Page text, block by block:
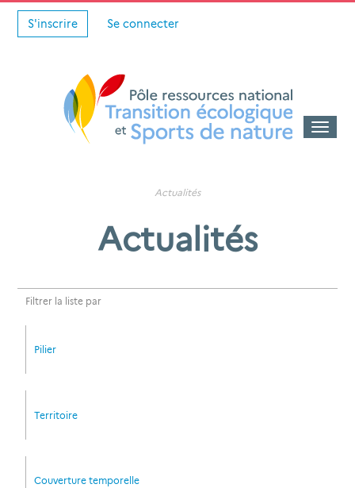
S'inscrire Se connecter
Toggle
Actualités
Actualités
Filtrer la liste par
Pilier
Territoire
Couverture temporelle